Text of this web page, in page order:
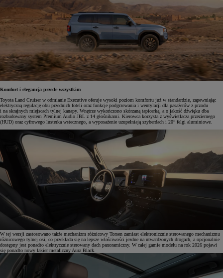
Komfort i elegancja przede wszystkim
Toyota Land Cruiser w odmianie Executive oferuje wysoki poziom komfortu już w standardzie, zapewniając
elektryczną regulację obu przednich foteli oraz funkcje podgrzewania i wentylacji dla pasażerów z przodu
i na skrajnych miejscach tylnej kanapy. Wnętrze wykończono skórzaną tapicerką, a o jakość dźwięku dba
rozbudowany system Premium Audio JBL z 14 głośnikami. Kierowca korzysta z wyświetlacza przeziernego
(HUD) oraz cyfrowego lusterka wstecznego, a wyposażenie uzupełniają szyberdach i 20” felgi aluminiowe.
W tej wersji zastosowano także mechanizm różnicowy Torsen zamiast elektronicznie sterowanego mechanizmu
różnicowego tylnej osi, co przekłada się na lepsze właściwości jezdne na utwardzonych drogach, a opcjonalnie
dostępny jest ponadto elektrycznie sterowany dach panoramiczny. W całej gamie modelu na rok 2026 pojawi
się ponadto nowy lakier metaliczny Aura Black.